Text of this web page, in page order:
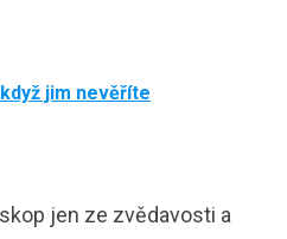
jim nevěříte
jen ze zvědavosti a